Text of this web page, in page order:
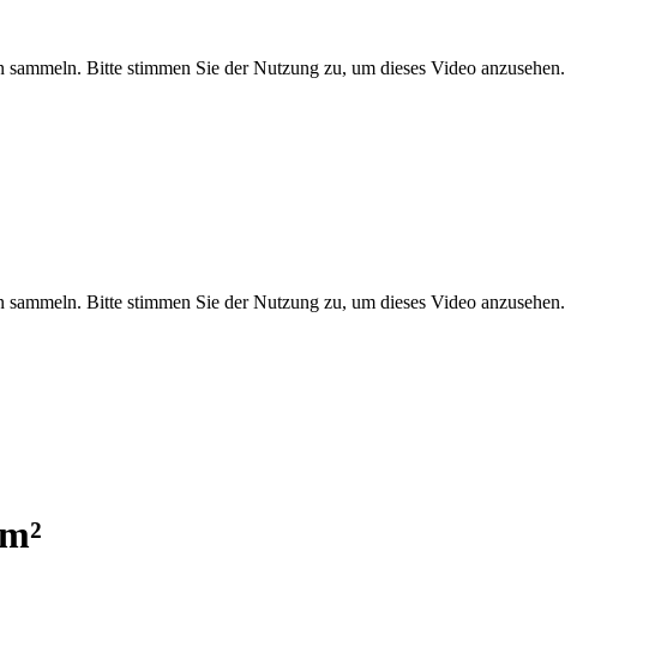
Bitte stimmen Sie der Nutzung zu, um dieses Video anzusehen.
Bitte stimmen Sie der Nutzung zu, um dieses Video anzusehen.